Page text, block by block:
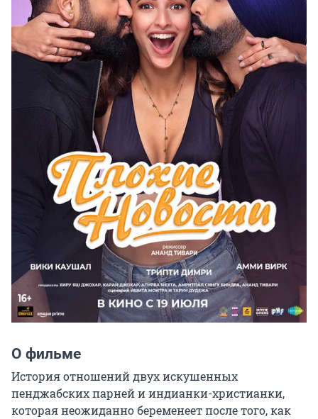
О фильме
История отношений двух искушенных
пенджабских парней и индианки-христианки,
которая неожиданно беременеет после того, как